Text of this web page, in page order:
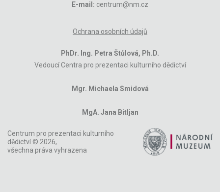
E-mail: centrum@nm.cz
Ochrana osobních údajů
PhDr. Ing. Petra Štůlová, Ph.D.
Vedoucí Centra pro prezentaci kulturního dědictví
Mgr. Michaela Smidová
MgA. Jana Bitljan
Centrum pro prezentaci kulturního
dědictví © 2026,
všechna práva vyhrazena